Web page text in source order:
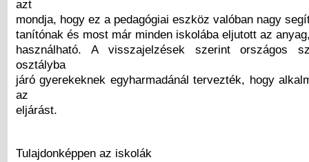
azt
mondja, hogy ez a pedagógiai eszköz valóban nagy
tanítónak és most már minden iskolába eljutott az
használható. A visszajelzések szerint országos
osztályba
járó gyerekeknek egyharmadánál tervezték, hogy
az
eljárást.
Tulajdonképpen az iskolák